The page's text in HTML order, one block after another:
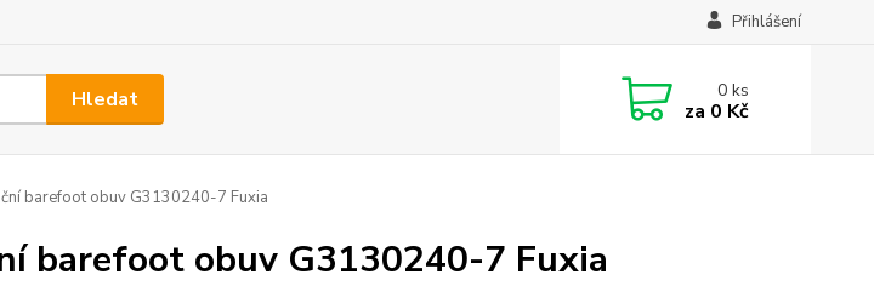
Přihlášení
Hledat 0ks
za 0 Kč
barefoot obuv G3130240-7 Fuxia
barefoot obuv G3130240-7 Fuxia